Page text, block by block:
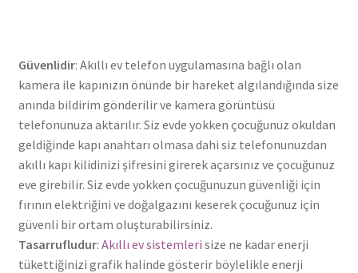
Güvenlidir: Akıllı ev telefon uygulamasına bağlı olan
kamera ile kapınızın önünde bir hareket algılandığında size
anında bildirim gönderilir ve kamera görüntüsü
telefonunuza aktarılır. Siz evde yokken çocuğunuz okuldan
geldiğinde kapı anahtarı olmasa dahi siz telefonunuzdan
akıllı kapı kilidinizi şifresini girerek açarsınız ve çocuğunuz
eve girebilir. Siz evde yokken çocuğunuzun güvenliği için
fırının elektriğini ve doğalgazını keserek çocuğunuz için
güvenli bir ortam oluşturabilirsiniz.
Tasarrufludur: Akıllı ev sistemleri size ne kadar enerji
tükettiğinizi grafik halinde gösterir böylelikle enerji